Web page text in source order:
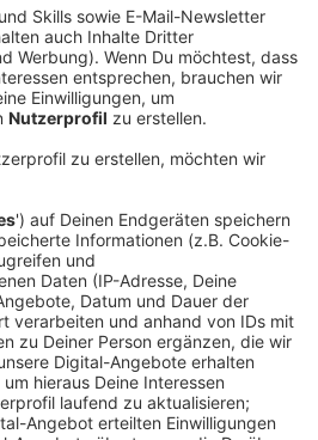
Geschäftsführer der
von Schülerzeitungen
viele Schulen zum ersten
Wettbewerb
wir uns sehr freuen. Dass
Redaktionen und Formate
Schülerzeitungen nach
beliebt sind. Das
und die Zeit, die die
in ihre Zeitungen